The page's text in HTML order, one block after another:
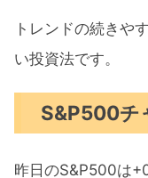
トレンドの続きや
い投資法です。
S&P500チ
昨日のS&P500は